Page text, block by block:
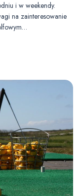
i w weekendy.
na zainteresowanie